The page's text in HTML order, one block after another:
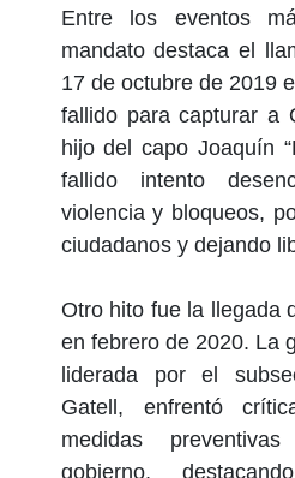
Entre los eventos
mandato destaca el
17 de octubre de 2019
fallido para capturar a
hijo del capo Joaquín
fallido intento
violencia y bloqueos,
ciudadanos y dejando
Otro hito fue la llegada
en febrero de 2020. La
liderada por el
Gatell, enfrentó
medidas
gobierno,